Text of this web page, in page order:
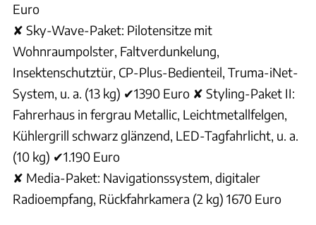
Euro
✘ Sky-Wave-Paket: Pilotensitze mit
Wohnraumpolster, Faltverdunkelung,
Insektenschutztür, CP-Plus-Bedienteil, Truma-iNet-
System, u. a. (13 kg) ✔1390 Euro ✘ Styling-Paket II:
Fahrerhaus in fergrau Metallic, Leichtmetallfelgen,
Kühlergrill schwarz glänzend, LED-Tagfahrlicht, u. a.
(10 kg) ✔1.190 Euro
✘ Media-Paket: Navigationssystem, digitaler
Radioempfang, Rückfahrkamera (2 kg) 1670 Euro